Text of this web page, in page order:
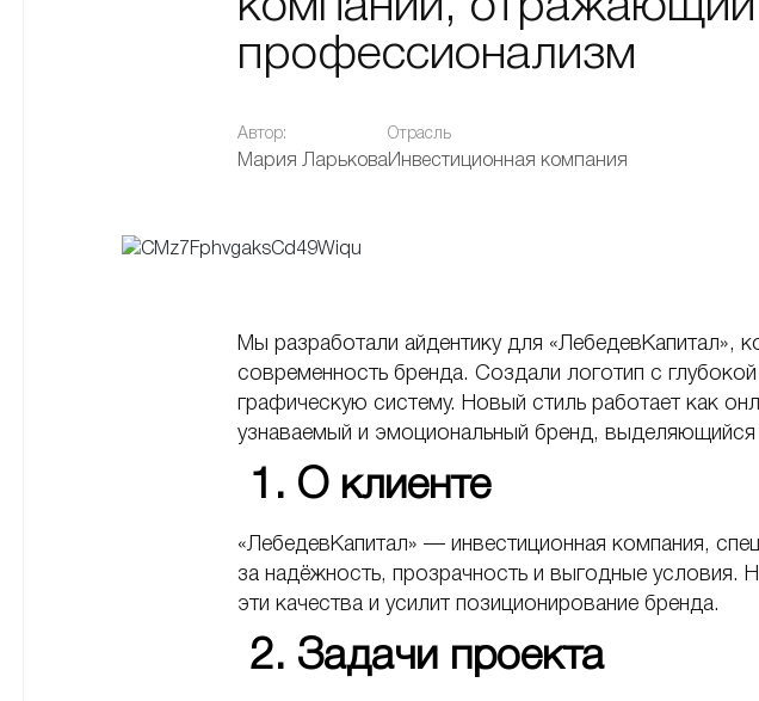
профессионализм
Автор:
Мария Ларькова
Отрасль
Инвестиционная компания
Мы разработали айдентику для «ЛебедевКапитал»,
современность бренда. Создали логотип с
графическую систему. Новый стиль работает как
узнаваемый и эмоциональный бренд, выделяющийся
1. О клиенте
«ЛебедевКапитал» — инвестиционная компания,
за надёжность, прозрачность и выгодные
эти качества и усилит позиционирование бренда.
2. Задачи проекта